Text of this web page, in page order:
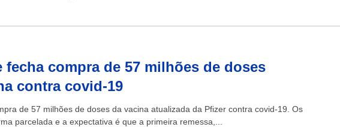
fecha compra de 57 milhões de doses
contra covid-19
de 57 milhões de doses da vacina atualizada da Pfizer contra covid-19. Os
parcelada e a expectativa é que a primeira remessa,...